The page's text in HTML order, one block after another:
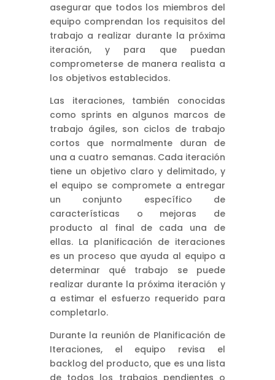
asegurar que todos los miembros del
equipo comprendan los requisitos del
trabajo a realizar durante la próxima
iteración, y para que puedan
comprometerse de manera realista a
los objetivos establecidos.
Las iteraciones, también conocidas
como sprints en algunos marcos de
trabajo ágiles, son ciclos de trabajo
cortos que normalmente duran de
una a cuatro semanas. Cada iteración
tiene un objetivo claro y delimitado, y
el equipo se compromete a entregar
un conjunto específico de
características o mejoras de
producto al final de cada una de
ellas. La planificación de iteraciones
es un proceso que ayuda al equipo a
determinar qué trabajo se puede
realizar durante la próxima iteración y
a estimar el esfuerzo requerido para
completarlo.
Durante la reunión de Planificación de
Iteraciones, el equipo revisa el
backlog del producto, que es una lista
de todos los trabajos pendientes o